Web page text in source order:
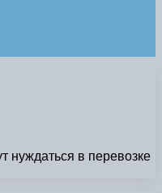
нуждаться в перевозке